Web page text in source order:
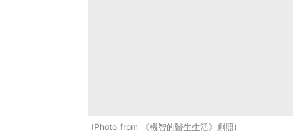
Photo from 《機智的醫生生活》劇照